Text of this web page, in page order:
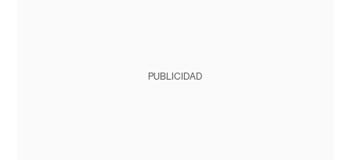
PUBLICIDAD